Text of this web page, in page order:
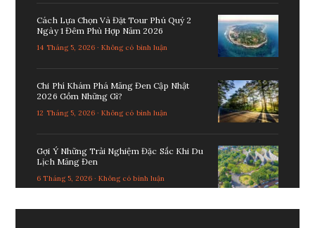
Cách Lựa Chọn Và Đặt Tour Phú Quý 2
Ngày 1 Đêm Phù Hợp Năm 2026
14 Tháng 5, 2026 · Không có bình luận
Chi Phí Khám Phá Măng Đen Cập Nhật
2026 Gồm Những Gì?
12 Tháng 5, 2026 · Không có bình luận
Gợi Ý Những Trải Nghiệm Đặc Sắc Khi Du
Lịch Măng Đen
6 Tháng 5, 2026 · Không có bình luận